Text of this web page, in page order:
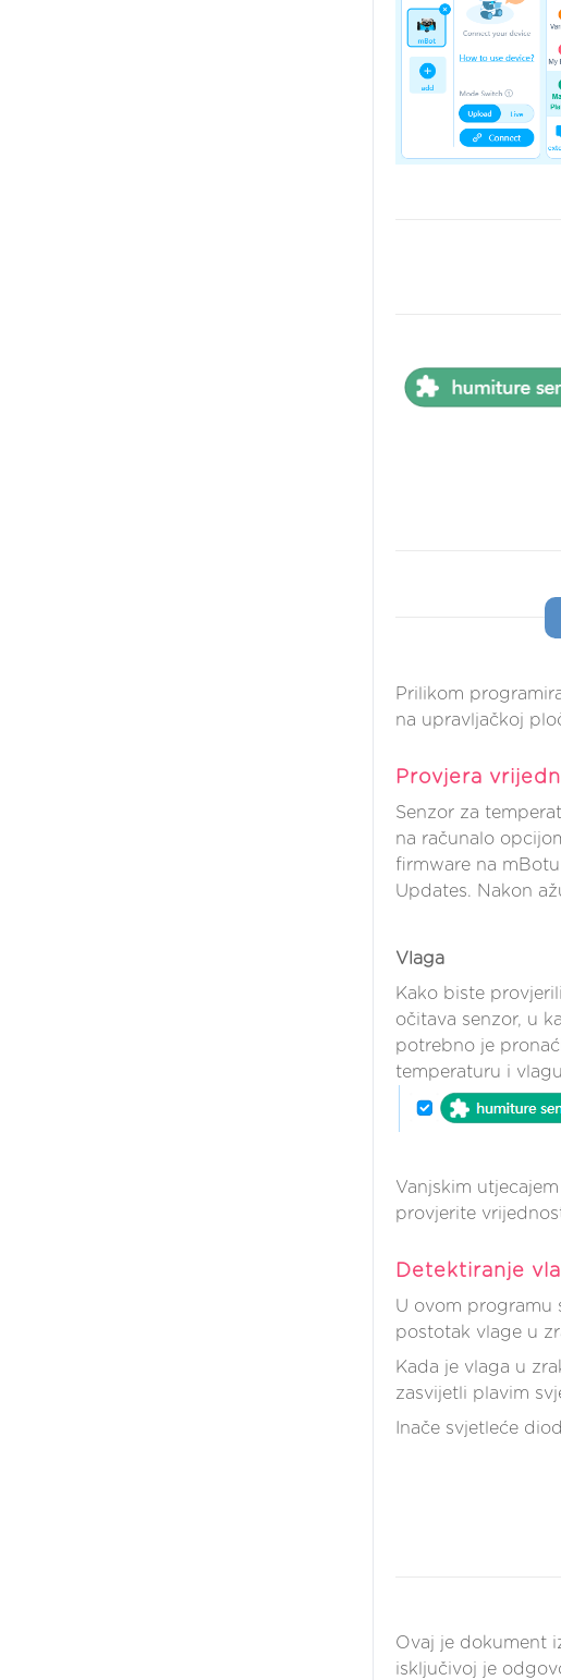
Prilikom
na upravljačkoj
Provjera
Senzor za
na računalo
firmware na
Updates. Nakon
Vlaga
Kako biste
očitava senzor, u
potrebno je
temperaturu i
Vanjskim
provjerite
Detektiranje
U ovom programu
postotak vlage u
Kada je vlaga u
zasvijetli plavim
Inače svjetleće
Ovaj je dokument
isključivoj je